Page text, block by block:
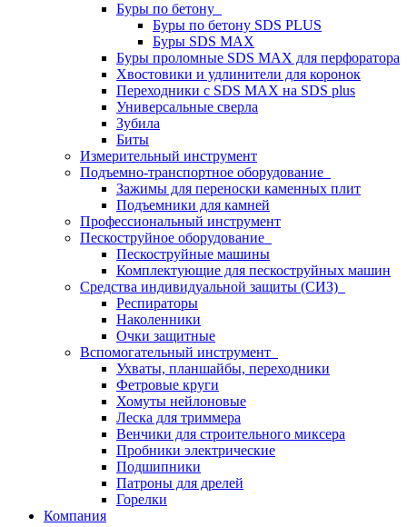
Буры по бетону
Буры по бетону SDS PLUS
Буры SDS MAX
Буры проломные SDS MAX для перфоратора
Хвостовики и удлинители для коронок
Переходники с SDS MAX на SDS plus
Универсальные сверла
Зубила
Биты
Измерительный инструмент
Подъемно-транспортное оборудование
Зажимы для переноски каменных плит
Подъемники для камней
Профессиональный инструмент
Пескоструйное оборудование
Пескоструйные машины
Комплектующие для пескоструйных машин
Средства индивидуальной защиты (СИЗ)
Респираторы
Наколенники
Очки защитные
Вспомогательный инструмент
Ухваты, планшайбы, переходники
Фетровые круги
Хомуты нейлоновые
Леска для триммера
Венчики для строительного миксера
Пробники электрические
Подшипники
Патроны для дрелей
Горелки
Компания